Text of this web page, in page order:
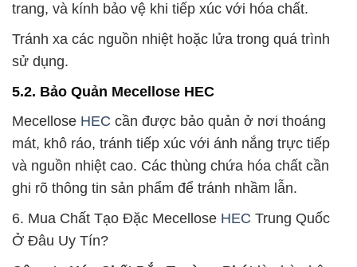
trang, và kính bảo vệ khi tiếp xúc với hóa chất.
Tránh xa các nguồn nhiệt hoặc lửa trong quá trình
sử dụng.
5.2. Bảo Quản Mecellose HEC
Mecellose HEC cần được bảo quản ở nơi thoáng
mát, khô ráo, tránh tiếp xúc với ánh nắng trực tiếp
và nguồn nhiệt cao. Các thùng chứa hóa chất cần
ghi rõ thông tin sản phẩm để tránh nhầm lẫn.
6. Mua Chất Tạo Đặc Mecellose HEC Trung Quốc
Ở Đâu Uy Tín?